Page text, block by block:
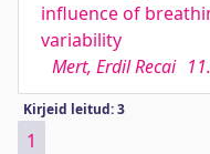
influence of
variability
Mert, Erdil Recai
Kirjeid leitud: 3
1